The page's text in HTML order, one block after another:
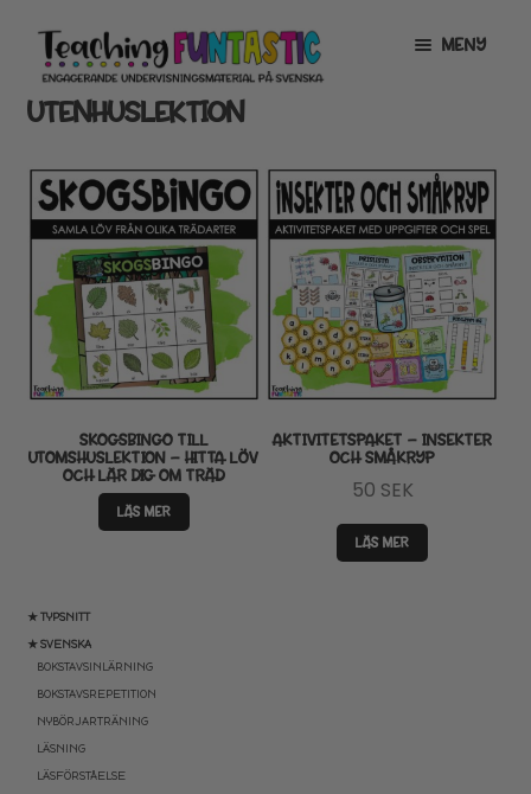
Hoppa
till
navigering
Gå
till
innehåll
MENY
INFO
MITT KONTO
GRATISMATERIAL
EXPANDERA
UNDERMENY
BUTIK
LICENSER
EXPANDERA
UNDERMENY
TIPSHÖRNAN
UTENHUSLEKTION
★ TYPSNITT
★ SVENSKA
BOKSTAVSINLÄRNING
BOKSTAVSREPETITION
NYBÖRJARTRÄNING
LÄSNING
LÄSFÖRSTÅELSE
SKOGSBINGO TILL
UTOMSHUSLEKTION – HITTA LÖV
OCH LÄR DIG OM TRÄD
LÄS MER
AKTIVITETSPAKET – INSEKTER
OCH SMÅKRYP
50 SEK
LÄS MER